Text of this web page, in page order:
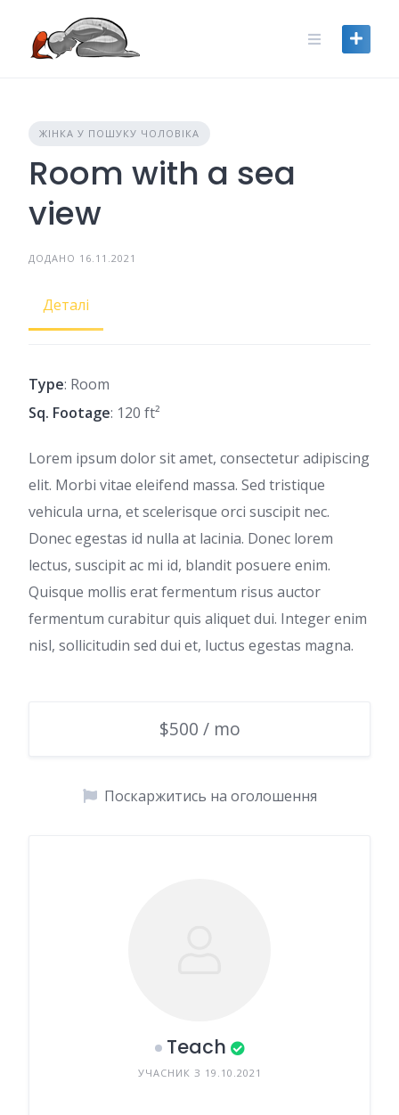
content
ЖІНКА У ПОШУКУ ЧОЛОВІКА
Room with a sea
view
ДОДАНО 16.11.2021
Деталі
Type: Room
Sq. Footage: 120 ft²
Lorem ipsum dolor sit amet, consectetur adipiscing
elit. Morbi vitae eleifend massa. Sed tristique
vehicula urna, et scelerisque orci suscipit nec.
Donec egestas id nulla at lacinia. Donec lorem
lectus, suscipit ac mi id, blandit posuere enim.
Quisque mollis erat fermentum risus auctor
fermentum curabitur quis aliquet dui. Integer enim
nisl, sollicitudin sed dui et, luctus egestas magna.
$500 / mo
Поскаржитись на оголошення
Teach
УЧАСНИК З 19.10.2021